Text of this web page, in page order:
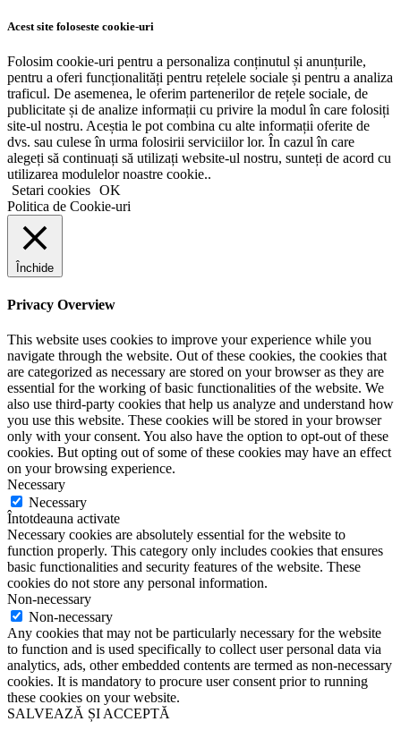
Acest site foloseste cookie-uri
Folosim cookie-uri pentru a personaliza conținutul și anunțurile,
pentru a oferi funcționalități pentru rețelele sociale și pentru a analiza
traficul. De asemenea, le oferim partenerilor de rețele sociale, de
publicitate și de analize informații cu privire la modul în care folosiți
site-ul nostru. Aceștia le pot combina cu alte informații oferite de
dvs. sau culese în urma folosirii serviciilor lor. În cazul în care
alegeți să continuați să utilizați website-ul nostru, sunteți de acord cu
utilizarea modulelor noastre cookie..
Setari cookies OK
Politica de Cookie-uri
Închide
Privacy Overview
This website uses cookies to improve your experience while you
navigate through the website. Out of these cookies, the cookies that
are categorized as necessary are stored on your browser as they are
essential for the working of basic functionalities of the website. We
also use third-party cookies that help us analyze and understand how
you use this website. These cookies will be stored in your browser
only with your consent. You also have the option to opt-out of these
cookies. But opting out of some of these cookies may have an effect
on your browsing experience.
Necessary
Necessary
Întotdeauna activate
Necessary cookies are absolutely essential for the website to
function properly. This category only includes cookies that ensures
basic functionalities and security features of the website. These
cookies do not store any personal information.
Non-necessary
Non-necessary
Any cookies that may not be particularly necessary for the website
to function and is used specifically to collect user personal data via
analytics, ads, other embedded contents are termed as non-necessary
cookies. It is mandatory to procure user consent prior to running
these cookies on your website.
SALVEAZĂ ȘI ACCEPTĂ